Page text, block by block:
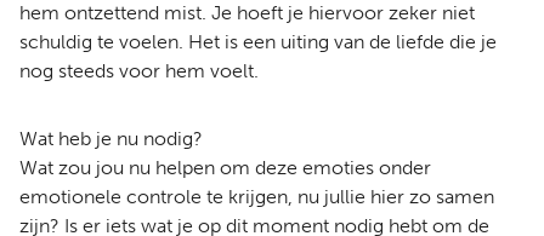
hem ontzettend mist. Je hoeft je hiervoor zeker niet
schuldig te voelen. Het is een uiting van de liefde die je
nog steeds voor hem voelt.
Wat heb je nu nodig?
Wat zou jou nu helpen om deze emoties onder
emotionele controle te krijgen, nu jullie hier zo samen
zijn? Is er iets wat je op dit moment nodig hebt om de